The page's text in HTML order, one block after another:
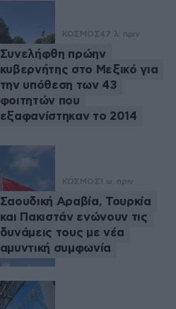
ΚΟΣΜΟΣ47 λ. πριν
Συνελήφθη πρώην
κυβερνήτης στο Μεξικό για
την υπόθεση των 43
φοιτητών που
εξαφανίστηκαν το 2014
ΚΟΣΜΟΣ 1 ω. πριν
Σαουδική Αραβία, Τουρκία
και Πακιστάν ενώνουν τις
δυνάμεις τους με νέα
αμυντική συμφωνία